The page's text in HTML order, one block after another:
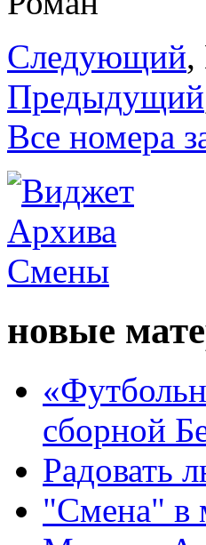
Следующий,
Предыдущий
Все номера
новые
сборной
Радовать
"Смена" в